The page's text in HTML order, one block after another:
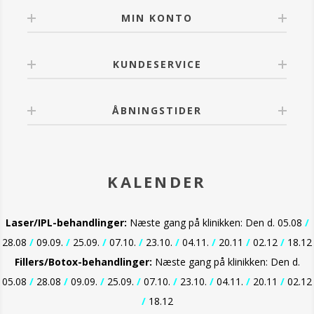
MIN KONTO
KUNDESERVICE
ÅBNINGSTIDER
KALENDER
Laser/IPL-behandlinger: Næste gang på klinikken: Den d. 05.08 /
28.08 / 09.09. / 25.09. / 07.10. / 23.10. / 04.11. / 20.11 / 02.12 / 18.12
Fillers/Botox-behandlinger: Næste gang på klinikken: Den d.
05.08 / 28.08 / 09.09. / 25.09. / 07.10. / 23.10. / 04.11. / 20.11 / 02.12
/18.12